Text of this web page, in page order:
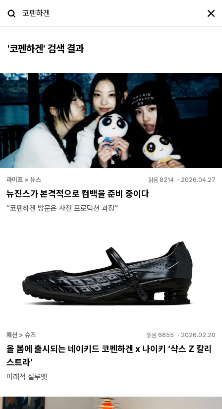
'코펜하겐' 검색 결과
라이프 > 뉴스 읽음 8214 ・ 2026.04.27
뉴진스가 본격적으로 컴백을 준비 중이다
“코펜하겐 방문은 사전 프로덕션 과정”
패션 > 슈즈 읽음 6655 ・ 2026.02.20
올 봄에 출시되는 네이키드 코펜하겐 x 나이키 ‘샥스 Z 칼리
스트라’
미래적 실루엣